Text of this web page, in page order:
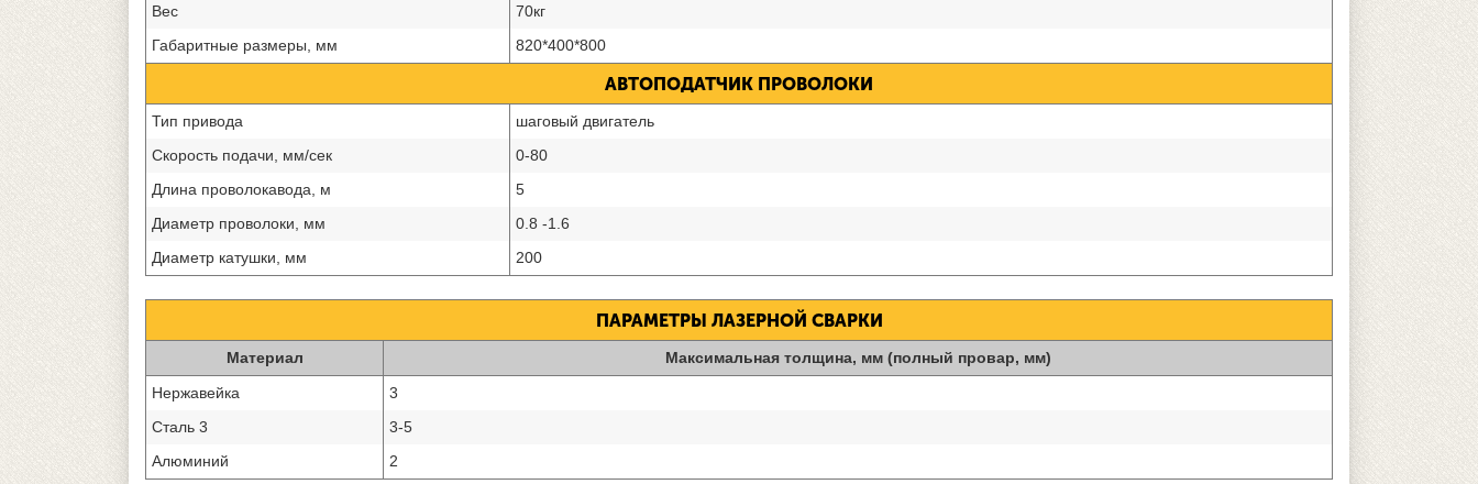
Вес
70кг
Габаритные размеры, мм
820*400*800
АВТОПОДАТЧИК ПРОВОЛОКИ
Тип привода
шаговый двигатель
Скорость подачи, мм/сек
0-80
Длина проволокавода, м
5
Диаметр проволоки, мм
0.8 -1.6
Диаметр катушки, мм
200
ПАРАМЕТРЫ ЛАЗЕРНОЙ СВАРКИ
Материал
Максимальная толщина, мм (полный провар, мм)
Нержавейка
3
Сталь 3
3-5
Алюминий
2